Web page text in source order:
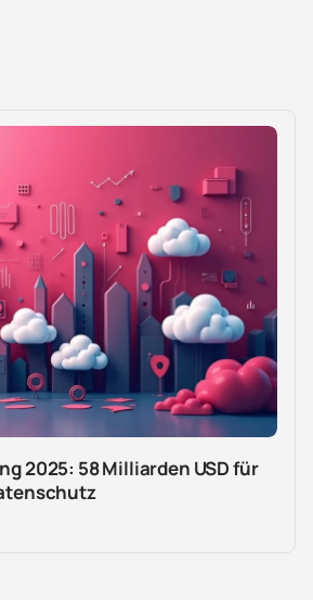
2025: 58 Milliarden USD für